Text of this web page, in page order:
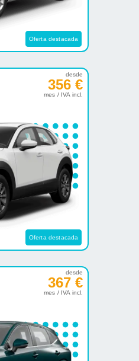
Oferta destacada
desde
356 €
mes / IVA incl.
Oferta destacada
desde
367 €
mes / IVA incl.